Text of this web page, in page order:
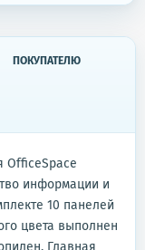
ПОКУПАТЕЛЮ
OfficeSpace
информации и
10 панелей
цвета выполнен
Главная